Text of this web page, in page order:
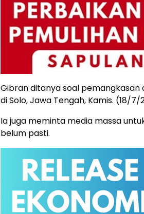
Gibran ditanya soal
di Solo, Jawa Tengah, Kamis. (18/
Ia juga meminta media massa
belum pasti.